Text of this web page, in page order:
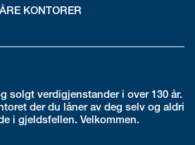
KONTORER
solgt verdigjenstander i over 130 år.
der du låner av deg selv og aldri
i gjeldsfellen. Velkommen.